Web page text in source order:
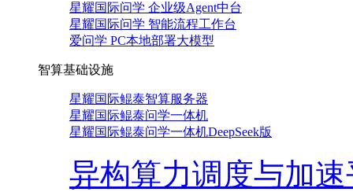
星耀国际问学 企业级Agent中台
星耀国际问学 智能流程工作台
爱问学 PC本地部署大模型
智算基础设施
星耀国际鲲泰智算服务器
星耀国际鲲泰问学一体机
星耀国际鲲泰问学一体机DeepSeek版
异构算力调度与加